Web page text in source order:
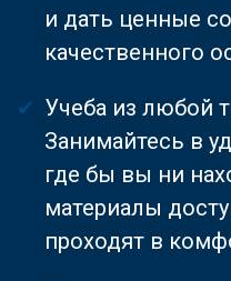
и дать ценные
качественного
Учеба из любой
Занимайтесь в
где бы вы ни
материалы
проходят в